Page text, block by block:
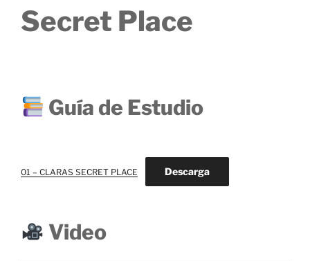
Secret Place
Guía de Estudio
01 – CLARAS SECRET PLACE Descarga
Video